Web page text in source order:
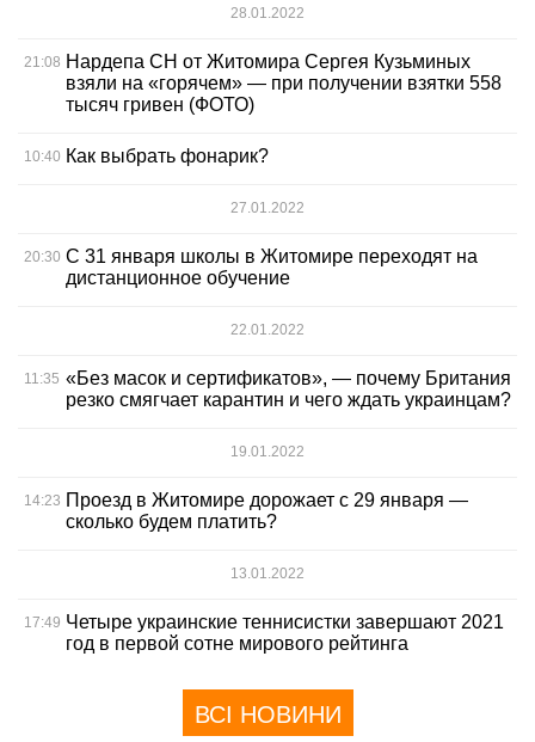
28.01.2022
21:08 Нардепа СН от Житомира Сергея Кузьминых
взяли на «горячем» — при получении взятки 558
тысяч гривен (ФОТО)
10:40 Как выбрать фонарик?
27.01.2022
20:30 С 31 января школы в Житомире переходят на
дистанционное обучение
22.01.2022
11:35 «Без масок и сертификатов», — почему Британия
резко смягчает карантин и чего ждать украинцам?
19.01.2022
14:23 Проезд в Житомире дорожает с 29 января —
сколько будем платить?
13.01.2022
17:49 Четыре украинские теннисистки завершают 2021
год в первой сотне мирового рейтинга
ВСІ НОВИНИ